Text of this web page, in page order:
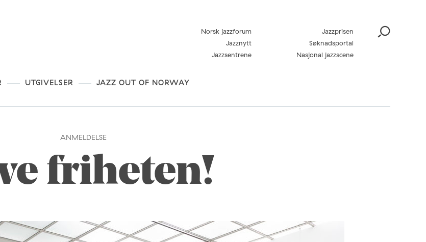
UTGIVELSER JAZZ OUT OF NORWAY
Norsk jazzforum
Jazzprisen
Jazznytt
Søknadsportal
Jazzsentrene
Nasjonal jazzscene
ANMELDELSE
friheten!